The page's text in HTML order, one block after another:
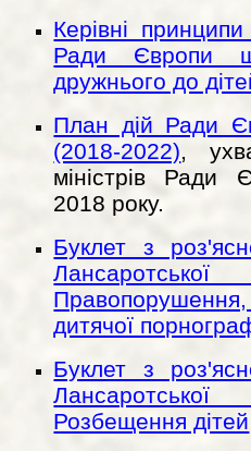
Керівні принципи
Ради Європи
дружнього до
План дій Ради
(2018-2022),
міністрів Ради
2018 року.
Буклет з
дитячої
Буклет з
Розбещення дітей